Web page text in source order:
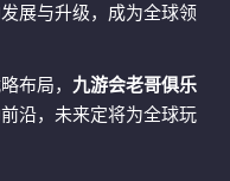
展与升级，成为全球领
布局， 九游会老哥俱乐
沿，未来定将为全球玩